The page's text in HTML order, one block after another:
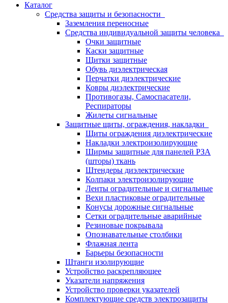
Каталог
Средства защиты и безопасности
Заземления переносные
Средства индивидуальной защиты человека
Очки защитные
Каски защитные
Щитки защитные
Обувь диэлектрическая
Перчатки диэлектрические
Ковры диэлектрические
Противогазы, Самоспасатели,
Респираторы
Жилеты сигнальные
Защитные щиты, ограждения, накладки
Щиты ограждения диэлектрические
Накладки электроизолирующие
Ширмы защитные для панелей РЗА
(шторы) ткань
Штендеры диэлектрические
Колпаки электроизолирующие
Ленты оградительные и сигнальные
Вехи пластиковые оградительные
Конусы дорожные сигнальные
Сетки оградительные аварийные
Резиновые покрывала
Опознавательные столбики
Флажная лента
Барьеры безопасности
Штанги изолирующие
Устройство раскрепляющее
Указатели напряжения
Устройство проверки указателей
Комплектующие средств электрозащиты